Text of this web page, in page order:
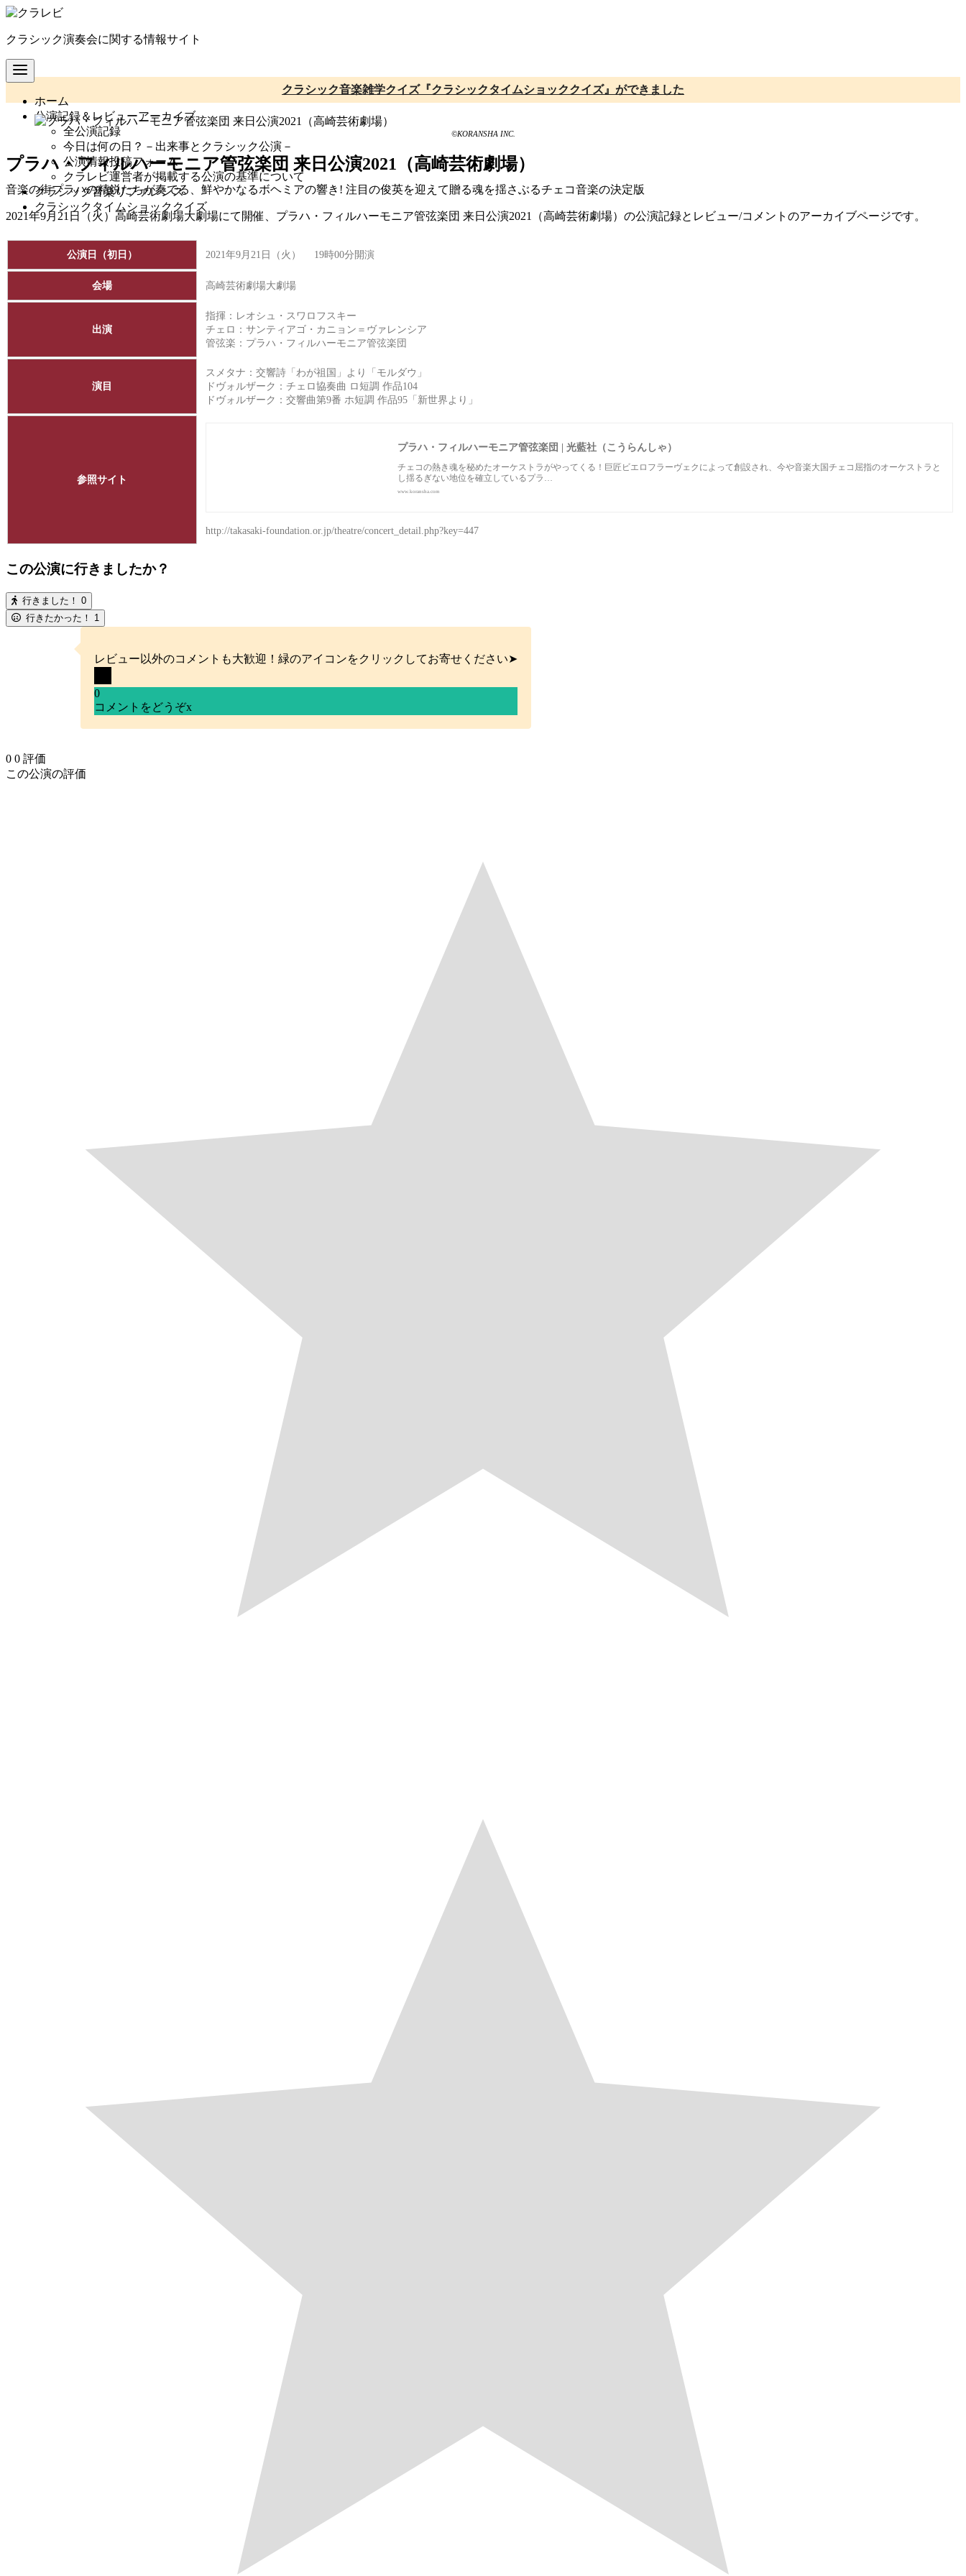
コ
テ
ン
ツ
移
クラシック演奏会に関する情報サイト
ホーム
公演記録＆レビューアーカイブ
全公演記録
今日は何の日？－出来事とクラシック公演－
公演情報投稿フォーム
クラレビ運営者が掲載する公演の基準について
クラシック音楽リファレンス
クラシックタイムショッククイズ
クラシック音楽雑学クイズ『クラシックタイムショッククイズ』ができました
©KORANSHA INC.
プラハ・フィルハーモニア管弦楽団 来日公演2021（高崎芸術劇場）
音楽の街プラハの精鋭たちが奏でる、鮮やかなるボヘミアの響き! 注目の俊英を迎えて贈る魂を揺さぶるチェコ音楽の決定版
2021年9月21日（火）高崎芸術劇場大劇場にて開催、プラハ・フィルハーモニア管弦楽団 来日公演2021（高崎芸術劇場）の公演記録とレビュー/コメントのアーカイブページです。
公演日（初日） 2021年9月21日（火） 19時00分開演
会場 高崎芸術劇場大劇場
出演
指揮：レオシュ・スワロフスキー
チェロ：サンティアゴ・カニョン＝ヴァレンシア
管弦楽：プラハ・フィルハーモニア管弦楽団
演目
スメタナ：交響詩「わが祖国」より「モルダウ」
ドヴォルザーク：チェロ協奏曲 ロ短調 作品104
ドヴォルザーク：交響曲第9番 ホ短調 作品95「新世界より」
参照サイト
プラハ・フィルハーモニア管弦楽団 | 光藍社（こうらんしゃ）
チェコの熱き魂を秘めたオーケストラがやってくる！巨匠ビエロフラーヴェクによって創設され、今や音楽大国チェコ屈指のオーケストラと
し揺るぎない地位を確立しているプラ…
www.koransha.com
http://takasaki-foundation.or.jp/theatre/concert_detail.php?key=447
この公演に行きましたか？
行きました！ 0
行きたかった！ 1
レビュー以外のコメントも大歓迎！緑のアイコンをクリックしてお寄せください➤
0
コメントをどうぞx
0 0 評価
この公演の評価